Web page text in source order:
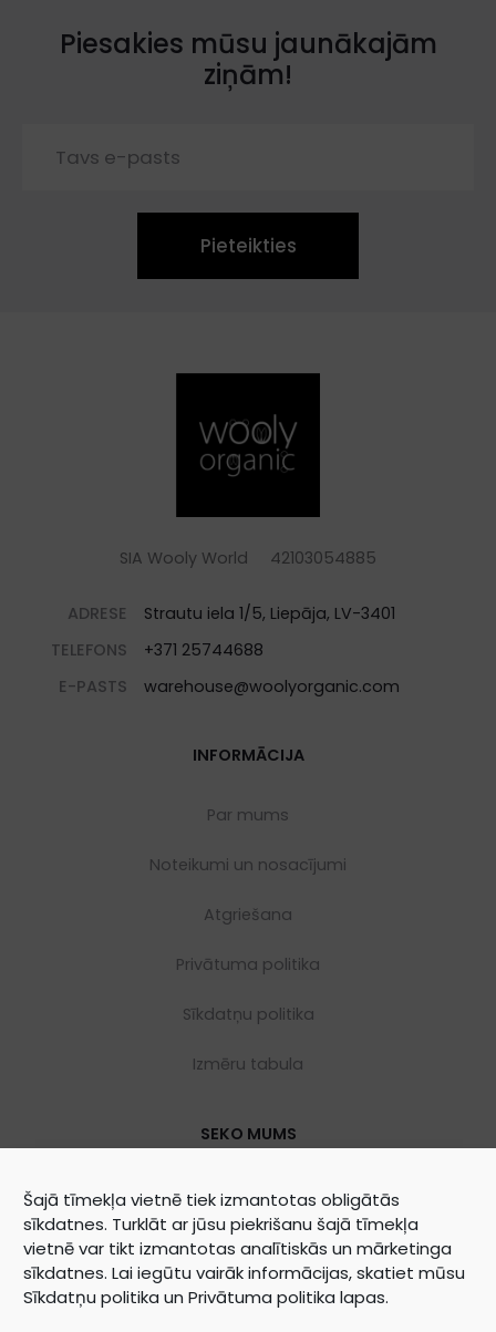
Šajā tīmekļa vietnē tiek izmantotas obligātās
sīkdatnes. Turklāt ar jūsu piekrišanu šajā tīmekļa
vietnē var tikt izmantotas analītiskās un mārketinga
sīkdatnes. Lai iegūtu vairāk informācijas, skatiet mūsu
Sīkdatņu politika un Privātuma politika lapas.
Piesakies mūsu jaunākajām
ziņām!
Pieteikties
SIA Wooly World 42103054885
ADRESE
Strautu iela 1/5, Liepāja, LV-3401
TELEFONS
+371 25744688
E-PASTS
warehouse@woolyorganic.com
INFORMĀCIJA
Par mums
Noteikumi un nosacījumi
Atgriešana
Privātuma politika
Sīkdatņu politika
Izmēru tabula
SEKO MUMS